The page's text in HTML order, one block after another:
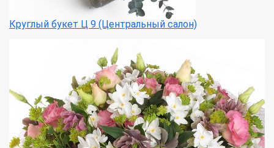
Круглый букет Ц 9 (Центральный салон)